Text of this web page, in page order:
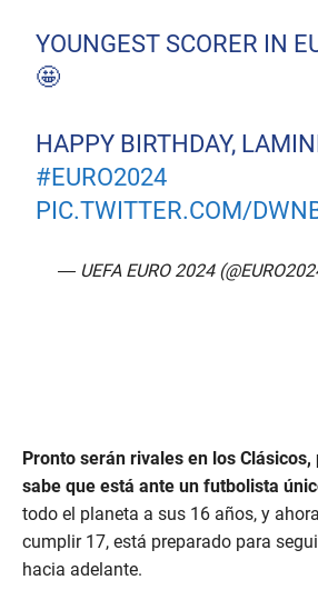
YOUNGEST SCORER IN
🤩
HAPPY BIRTHDAY,
#EURO2024
PIC.TWITTER.COM/
— UEFA EURO 2024
Pronto serán rivales en los
sabe que está ante un futbolista
todo el planeta a sus 16 años, y
cumplir 17, está preparado para
hacia adelante.